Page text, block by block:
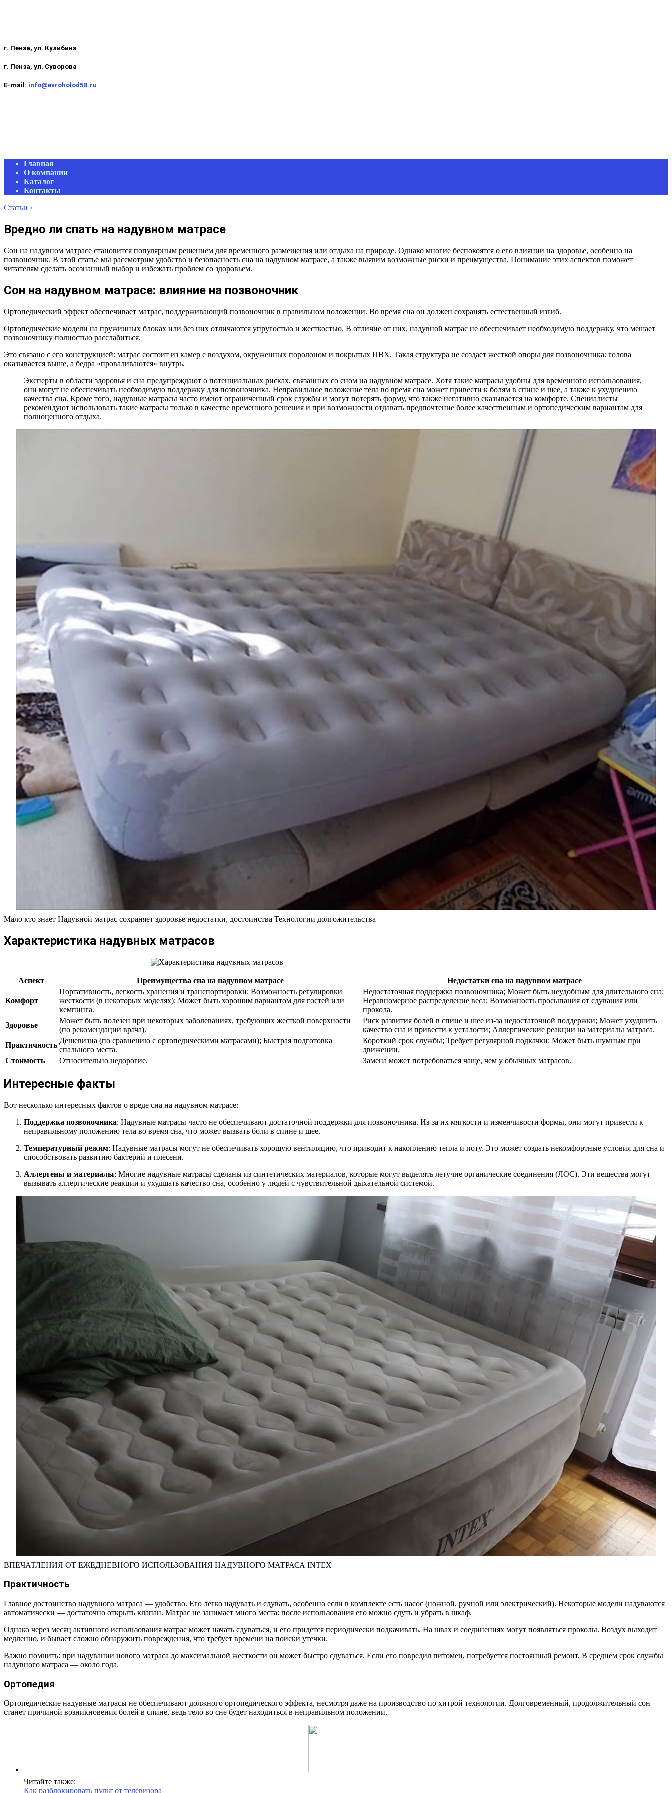
г. Пенза, ул. Кулибина
г. Пенза, ул. Суворова
E-mail: info@evroholod58.ru
Primary
Navigation
Menu
Главная
О компании
Каталог
Контакты
Статьи ›
Вредно ли спать на надувном матрасе
Сон на надувном матрасе становится популярным решением для временного размещения или отдыха на природе. Однако многие беспокоятся о его влиянии на здоровье, особенно на
позвоночник. В этой статье мы рассмотрим удобство и безопасность сна на надувном матрасе, а также выявим возможные риски и преимущества. Понимание этих аспектов поможет
читателям сделать осознанный выбор и избежать проблем со здоровьем.
Сон на надувном матрасе: влияние на позвоночник
Ортопедический эффект обеспечивает матрас, поддерживающий позвоночник в правильном положении. Во время сна он должен сохранять естественный изгиб.
Ортопедические модели на пружинных блоках или без них отличаются упругостью и жесткостью. В отличие от них, надувной матрас не обеспечивает необходимую поддержку, что мешает
позвоночнику полностью расслабиться.
Это связано с его конструкцией: матрас состоит из камер с воздухом, окруженных поролоном и покрытых ПВХ. Такая структура не создает жесткой опоры для позвоночника: голова
оказывается выше, а бедра «проваливаются» внутрь.
Эксперты в области здоровья и сна предупреждают о потенциальных рисках, связанных со сном на надувном матрасе. Хотя такие матрасы удобны для временного использования,
они могут не обеспечивать необходимую поддержку для позвоночника. Неправильное положение тела во время сна может привести к болям в спине и шее, а также к ухудшению
качества сна. Кроме того, надувные матрасы часто имеют ограниченный срок службы и могут потерять форму, что также негативно сказывается на комфорте. Специалисты
рекомендуют использовать такие матрасы только в качестве временного решения и при возможности отдавать предпочтение более качественным и ортопедическим вариантам для
полноценного отдыха.
Мало кто знает Надувной матрас сохраняет здоровье недостатки, достоинства Технологии долгожительства
Характеристика надувных матрасов
Аспект Преимущества сна на надувном матрасе Недостатки сна на надувном матрасе
Комфорт
Портативность, легкость хранения и транспортировки; Возможность регулировки
жесткости (в некоторых моделях); Может быть хорошим вариантом для гостей или
кемпинга.
Недостаточная поддержка позвоночника; Может быть неудобным для длительного сна;
Неравномерное распределение веса; Возможность просыпания от сдувания или
прокола.
Здоровье
Может быть полезен при некоторых заболеваниях, требующих жесткой поверхности
(по рекомендации врача).
Риск развития болей в спине и шее из-за недостаточной поддержки; Может ухудшить
качество сна и привести к усталости; Аллергические реакции на материалы матраса.
Практичность
Дешевизна (по сравнению с ортопедическими матрасами); Быстрая подготовка
спального места.
Короткий срок службы; Требует регулярной подкачки; Может быть шумным при
движении.
Стоимость
Относительно недорогие. Замена может потребоваться чаще, чем у обычных матрасов.
Интересные факты
Вот несколько интересных фактов о вреде сна на надувном матрасе:
Поддержка позвоночника: Надувные матрасы часто не обеспечивают достаточной поддержки для позвоночника. Из-за их мягкости и изменчивости формы, они могут привести к
неправильному положению тела во время сна, что может вызвать боли в спине и шее.
Температурный режим: Надувные матрасы могут не обеспечивать хорошую вентиляцию, что приводит к накоплению тепла и поту. Это может создать некомфортные условия для сна и
способствовать развитию бактерий и плесени.
Аллергены и материалы: Многие надувные матрасы сделаны из синтетических материалов, которые могут выделять летучие органические соединения (ЛОС). Эти вещества могут
вызывать аллергические реакции и ухудшать качество сна, особенно у людей с чувствительной дыхательной системой.
ВПЕЧАТЛЕНИЯ ОТ ЕЖЕДНЕВНОГО ИСПОЛЬЗОВАНИЯ НАДУВНОГО МАТРАСА INTEX
Практичность
Главное достоинство надувного матраса — удобство. Его легко надувать и сдувать, особенно если в комплекте есть насос (ножной, ручной или электрический). Некоторые модели надуваются
автоматически — достаточно открыть клапан. Матрас не занимает много места: после использования его можно сдуть и убрать в шкаф.
Однако через месяц активного использования матрас может начать сдуваться, и его придется периодически подкачивать. На швах и соединениях могут появляться проколы. Воздух выходит
медленно, и бывает сложно обнаружить повреждения, что требует времени на поиски утечки.
Важно помнить: при надувании нового матраса до максимальной жесткости он может быстро сдуваться. Если его повредил питомец, потребуется постоянный ремонт. В среднем срок службы
надувного матраса — около года.
Ортопедия
Ортопедические надувные матрасы не обеспечивают должного ортопедического эффекта, несмотря даже на производство по хитрой технологии. Долговременный, продолжительный сон
станет причиной возникновения болей в спине, ведь тело во сне будет находиться в неправильном положении.
Читайте также:
Как разблокировать пульт от телевизора